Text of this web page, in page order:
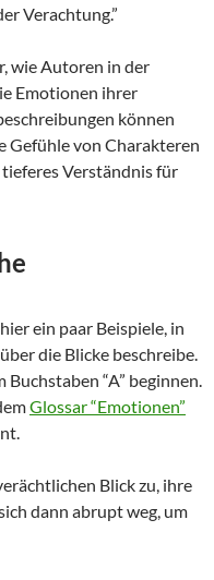
Verachtung.”
wie Autoren in der
Emotionen ihrer
können
Gefühle von Charakteren
Verständnis für
ein paar Beispiele, in
die Blicke beschreibe.
“A” beginnen.
Glossar “Emotionen”
Blick zu, ihre
dann abrupt weg, um